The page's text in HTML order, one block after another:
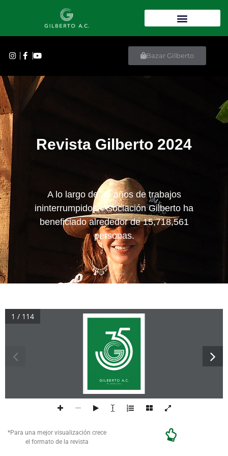
Bazar Gilberto
Revista Gilberto 2024
A lo largo de 35 años de trabajos
ininterrumpidos, Asociación Gilberto ha
beneficiado alrededor de 15,718,561
personas.
1 / 114
*Para una mejor visualización crece
el formato de la revista